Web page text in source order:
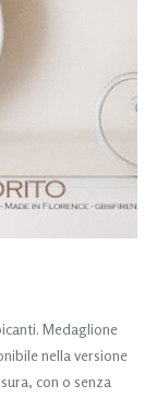
Medaglione
nella versione
con o senza